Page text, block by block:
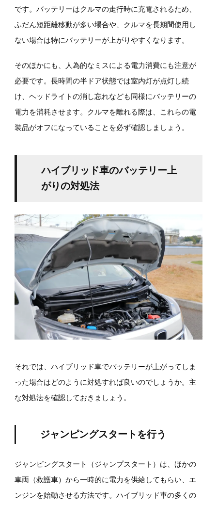
です。バッテリーはクルマの走行時に充電されるため、
ふだん短距離移動が多い場合や、クルマを長期間使用し
ない場合は特にバッテリーが上がりやすくなります。
そのほかにも、人為的なミスによる電力消費にも注意が
必要です。長時間の半ドア状態では室内灯が点灯し続
け、ヘッドライトの消し忘れなども同様にバッテリーの
電力を消耗させます。クルマを離れる際は、これらの電
装品がオフになっていることを必ず確認しましょう。
ハイブリッド車のバッテリー上
がりの対処法
それでは、ハイブリッド車でバッテリーが上がってしま
った場合はどのように対処すれば良いのでしょうか。主
な対処法を確認しておきましょう。
ジャンピングスタートを行う
ジャンピングスタート（ジャンプスタート）は、ほかの
車両（救護車）から一時的に電力を供給してもらい、エ
ンジンを始動させる方法です。ハイブリッド車の多くの